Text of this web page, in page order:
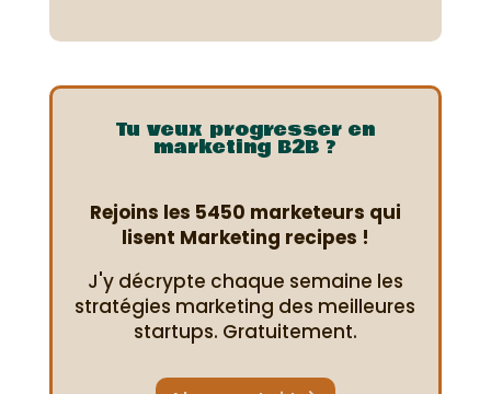
Tu veux progresser en
marketing B2B ?
Rejoins les 5450 marketeurs qui
lisent Marketing recipes !
J'y décrypte chaque semaine les
stratégies marketing des meilleures
startups. Gratuitement.